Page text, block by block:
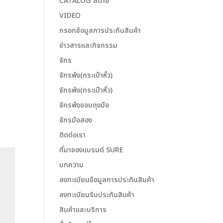
VIDEO
กรอกข้อมูลการประกันสินค้า
ข่าวสารและกิจกรรม
จักร
จักรพ้ง(กระเป๋าหิ้ว)
จักรพ้ง(กระเป๋าหิ้ว)
จักรพ้งขอบถุงมือ
จักรมือสอง
ติดต่อเรา
ที่มาของแบรนด์ SURE
บทความ
ลงทะเบียนข้อมูลการประกันสินค้า
ลงทะเบียนรับประกันสินค้า
สินค้าและบริการ